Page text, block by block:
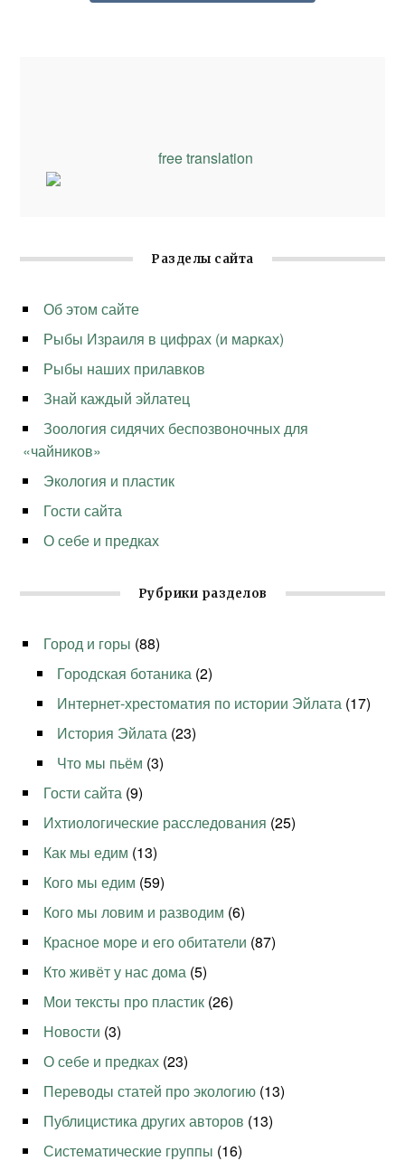
free translation
Разделы сайта
Об этом сайте
Рыбы Израиля в цифрах (и марках)
Рыбы наших прилавков
Знай каждый эйлатец
Зоология сидячих беспозвоночных для
«чайников»
Экология и пластик
Гости сайта
О себе и предках
Рубрики разделов
Город и горы (88)
Городская ботаника (2)
Интернет-хрестоматия по истории Эйлата (17)
История Эйлата (23)
Что мы пьём (3)
Гости сайта (9)
Ихтиологические расследования (25)
Как мы едим (13)
Кого мы едим (59)
Кого мы ловим и разводим (6)
Красное море и его обитатели (87)
Кто живёт у нас дома (5)
Мои тексты про пластик (26)
Новости (3)
О себе и предках (23)
Переводы статей про экологию (13)
Публицистика других авторов (13)
Систематические группы (16)